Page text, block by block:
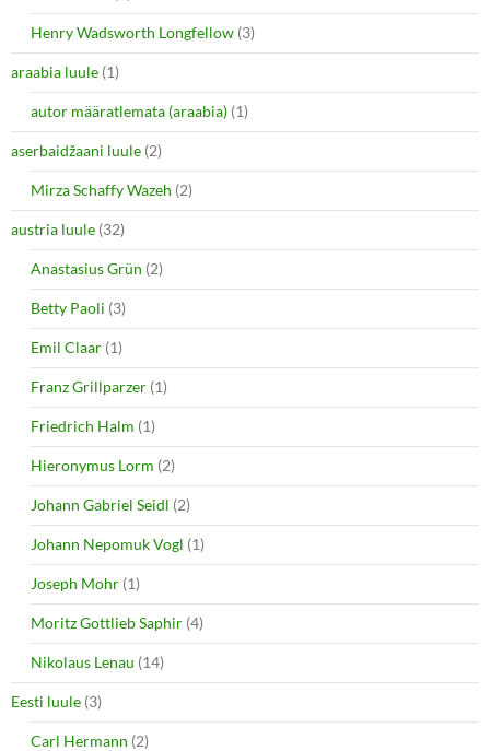
Henry Wadsworth Longfellow (3)
araabia luule (1)
autor määratlemata (araabia) (1)
aserbaidžaani luule (2)
Mirza Schaffy Wazeh (2)
austria luule (32)
Anastasius Grün (2)
Betty Paoli (3)
Emil Claar (1)
Franz Grillparzer (1)
Friedrich Halm (1)
Hieronymus Lorm (2)
Johann Gabriel Seidl (2)
Johann Nepomuk Vogl (1)
Joseph Mohr (1)
Moritz Gottlieb Saphir (4)
Nikolaus Lenau (14)
Eesti luule (3)
Carl Hermann (2)